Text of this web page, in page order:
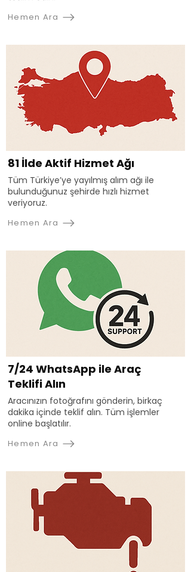
Hemen Ara
81 İlde Aktif Hizmet Ağı
Tüm Türkiye’ye yayılmış alım ağı ile
bulunduğunuz şehirde hızlı hizmet
veriyoruz.
Hemen Ara
7/24 WhatsApp ile Araç
Teklifi Alın
Aracınızın fotoğrafını gönderin, birkaç
dakika içinde teklif alın. Tüm işlemler
online başlatılır.
Hemen Ara